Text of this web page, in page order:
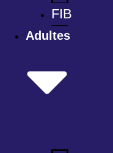
FIB
Adultes